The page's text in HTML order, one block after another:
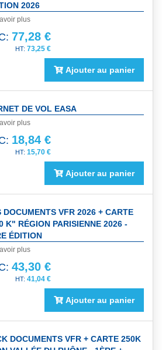
2026
plus
77,28 €
73,25 €
Ajouter au panier
DE VOL EASA
plus
18,84 €
15,70 €
Ajouter au panier
DOCUMENTS VFR 2026 + CARTE
K" RÉGION PARISIENNE 2026 -
ÉDITION
plus
43,30 €
41,04 €
Ajouter au panier
DOCUMENTS VFR + CARTE 250K